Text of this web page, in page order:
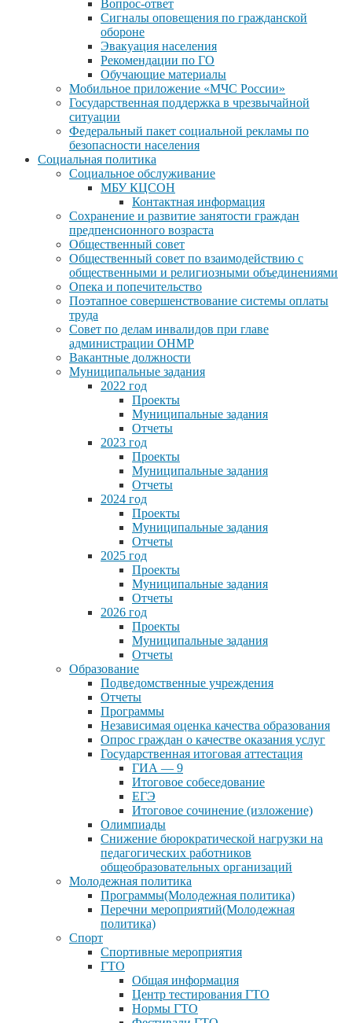
Вопрос-ответ
Сигналы оповещения по гражданской
обороне
Эвакуация населения
Рекомендации по ГО
Обучающие материалы
Мобильное приложение «МЧС России»
Государственная поддержка в чрезвычайной
ситуации
Федеральный пакет социальной рекламы по
безопасности населения
Социальная политика
Социальное обслуживание
МБУ КЦСОН
Контактная информация
Сохранение и развитие занятости граждан
предпенсионного возраста
Общественный совет
Общественный совет по взаимодействию с
общественными и религиозными объединениями
Опека и попечительство
Поэтапное совершенствование системы оплаты
труда
Совет по делам инвалидов при главе
администрации ОНМР
Вакантные должности
Муниципальные задания
2022 год
Проекты
Муниципальные задания
Отчеты
2023 год
Проекты
Муниципальные задания
Отчеты
2024 год
Проекты
Муниципальные задания
Отчеты
2025 год
Проекты
Муниципальные задания
Отчеты
2026 год
Проекты
Муниципальные задания
Отчеты
Образование
Подведомственные учреждения
Отчеты
Программы
Независимая оценка качества образования
Опрос граждан о качестве оказания услуг
Государственная итоговая аттестация
ГИА — 9
Итоговое собеседование
ЕГЭ
Итоговое сочинение (изложение)
Олимпиады
Снижение бюрократической нагрузки на
педагогических работников
общеобразовательных организаций
Молодежная политика
Программы(Молодежная политика)
Перечни мероприятий(Молодежная
политика)
Спорт
Спортивные мероприятия
ГТО
Общая информация
Центр тестирования ГТО
Нормы ГТО